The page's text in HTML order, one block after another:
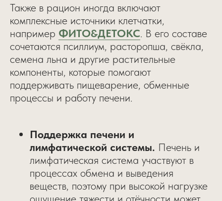
Также в рацион иногда включают
комплексные источники клетчатки,
например ФИТО&ДЕТОКС. В его составе
сочетаются псиллиум, расторопша, свёкла,
семена льна и другие растительные
компоненты, которые помогают
поддерживать пищеварение, обменные
процессы и работу печени.
Поддержка печени и
лимфатической системы. Печень и
лимфатическая система участвуют в
процессах обмена и выведения
веществ, поэтому при высокой нагрузке
ощущение тяжести и отёчности может